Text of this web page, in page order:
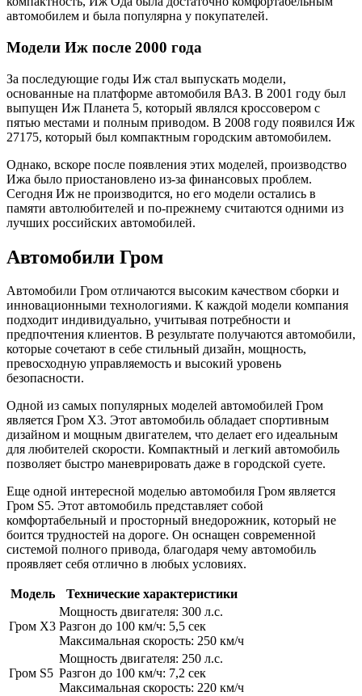
автомобилем и была популярна у покупателей.
Модели Иж после 2000 года
За последующие годы Иж стал выпускать модели,
основанные на платформе автомобиля ВАЗ. В 2001 году был
выпущен Иж Планета 5, который являлся кроссовером с
пятью местами и полным приводом. В 2008 году появился Иж
27175, который был компактным городским автомобилем.
Однако, вскоре после появления этих моделей, производство
Ижа было приостановлено из-за финансовых проблем.
Сегодня Иж не производится, но его модели остались в
памяти автолюбителей и по-прежнему считаются одними из
лучших российских автомобилей.
Автомобили Гром
Автомобили Гром отличаются высоким качеством сборки и
инновационными технологиями. К каждой модели компания
подходит индивидуально, учитывая потребности и
предпочтения клиентов. В результате получаются автомобили,
которые сочетают в себе стильный дизайн, мощность,
превосходную управляемость и высокий уровень
безопасности.
Одной из самых популярных моделей автомобилей Гром
является Гром X3. Этот автомобиль обладает спортивным
дизайном и мощным двигателем, что делает его идеальным
для любителей скорости. Компактный и легкий автомобиль
позволяет быстро маневрировать даже в городской суете.
Еще одной интересной моделью автомобиля Гром является
Гром S5. Этот автомобиль представляет собой
комфортабельный и просторный внедорожник, который не
боится трудностей на дороге. Он оснащен современной
системой полного привода, благодаря чему автомобиль
проявляет себя отлично в любых условиях.
Модель Технические характеристики
Гром X3
Мощность двигателя: 300 л.с.
Разгон до 100 км/ч: 5,5 сек
Максимальная скорость: 250 км/ч
Гром S5
Мощность двигателя: 250 л.с.
Разгон до 100 км/ч: 7,2 сек
Максимальная скорость: 220 км/ч